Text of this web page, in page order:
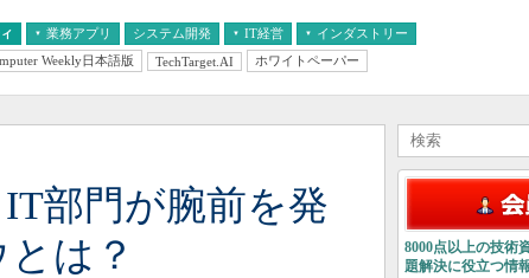
業務アプリ システム開発 IT経営
経営とIT
インダストリー
医療IT
Weekly日本語版 TechTarget.AI ホワイトペーパー
部門が腕前を発
は？
8000点以上の技術
題解決に役立つ情